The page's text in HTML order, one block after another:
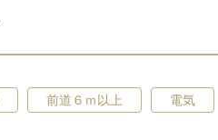
前道６ｍ以上 電気